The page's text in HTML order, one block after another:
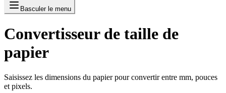
Basculer le menu
Convertisseur de taille de
papier
Saisissez les dimensions du papier pour convertir entre mm, pouces
et pixels.